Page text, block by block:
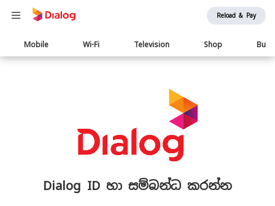
Reload & Pay
Main
navigation
Mobile Wi-Fi Television Shop
Dialog ID හා සම්බන්ධ කරන්න